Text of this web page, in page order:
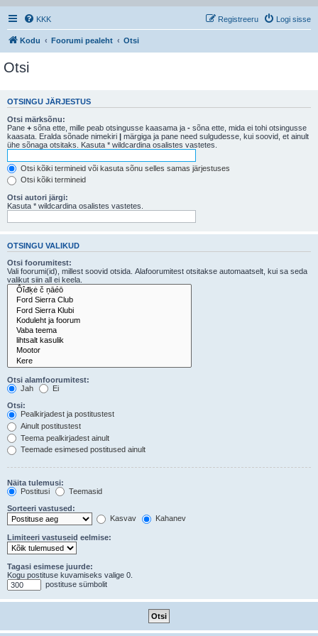
KKK Logi sisse
Registreeru
Kodu Foorumi pealeht Otsi
Otsi
OTSINGU JÄRJESTUS
Otsi märksõnu:
Pane + sõna ette, mille peab otsingusse kaasama ja - sõna ette, mida ei tohi otsingusse
kaasata. Eralda sõnade nimekiri | märgiga ja pane need sulgudesse, kui soovid, et ainult
ühe sõnaga otsitaks. Kasuta * wildcardina osalistes vastetes.
Otsi kõiki termineid või kasuta sõnu selles samas järjestuses
Otsi kõiki termineid
Otsi autori järgi:
Kasuta * wildcardina osalistes vastetes.
OTSINGU VALIKUD
Otsi foorumitest:
Vali foorumi(id), millest soovid otsida. Alafoorumitest otsitakse automaatselt, kui sa seda
valikut siin all ei keela.
Otsi alamfoorumitest:
Jah
Ei
Otsi:
Pealkirjadest ja postitustest
Ainult postitustest
Teema pealkirjadest ainult
Teemade esimesed postitused ainult
Näita tulemusi:
Postitusi
Teemasid
Sorteeri vastused:
Kasvav
Kahanev
Limiteeri vastuseid eelmise:
Tagasi esimese juurde:
Kogu postituse kuvamiseks valige 0.
postituse sümbolit